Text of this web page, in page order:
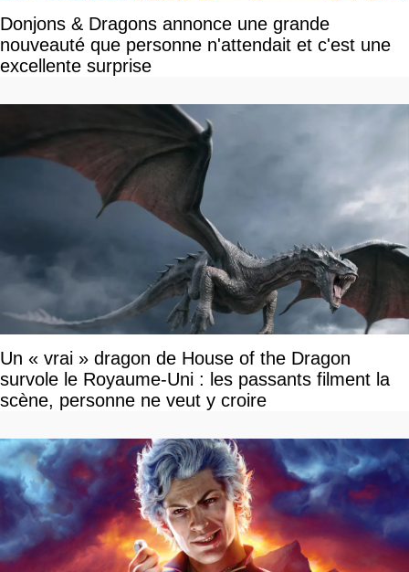
Donjons & Dragons annonce une grande
nouveauté que personne n'attendait et c'est une
excellente surprise
Un « vrai » dragon de House of the Dragon
survole le Royaume-Uni : les passants filment la
scène, personne ne veut y croire